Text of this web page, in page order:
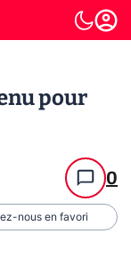
pour
0
nous en favori